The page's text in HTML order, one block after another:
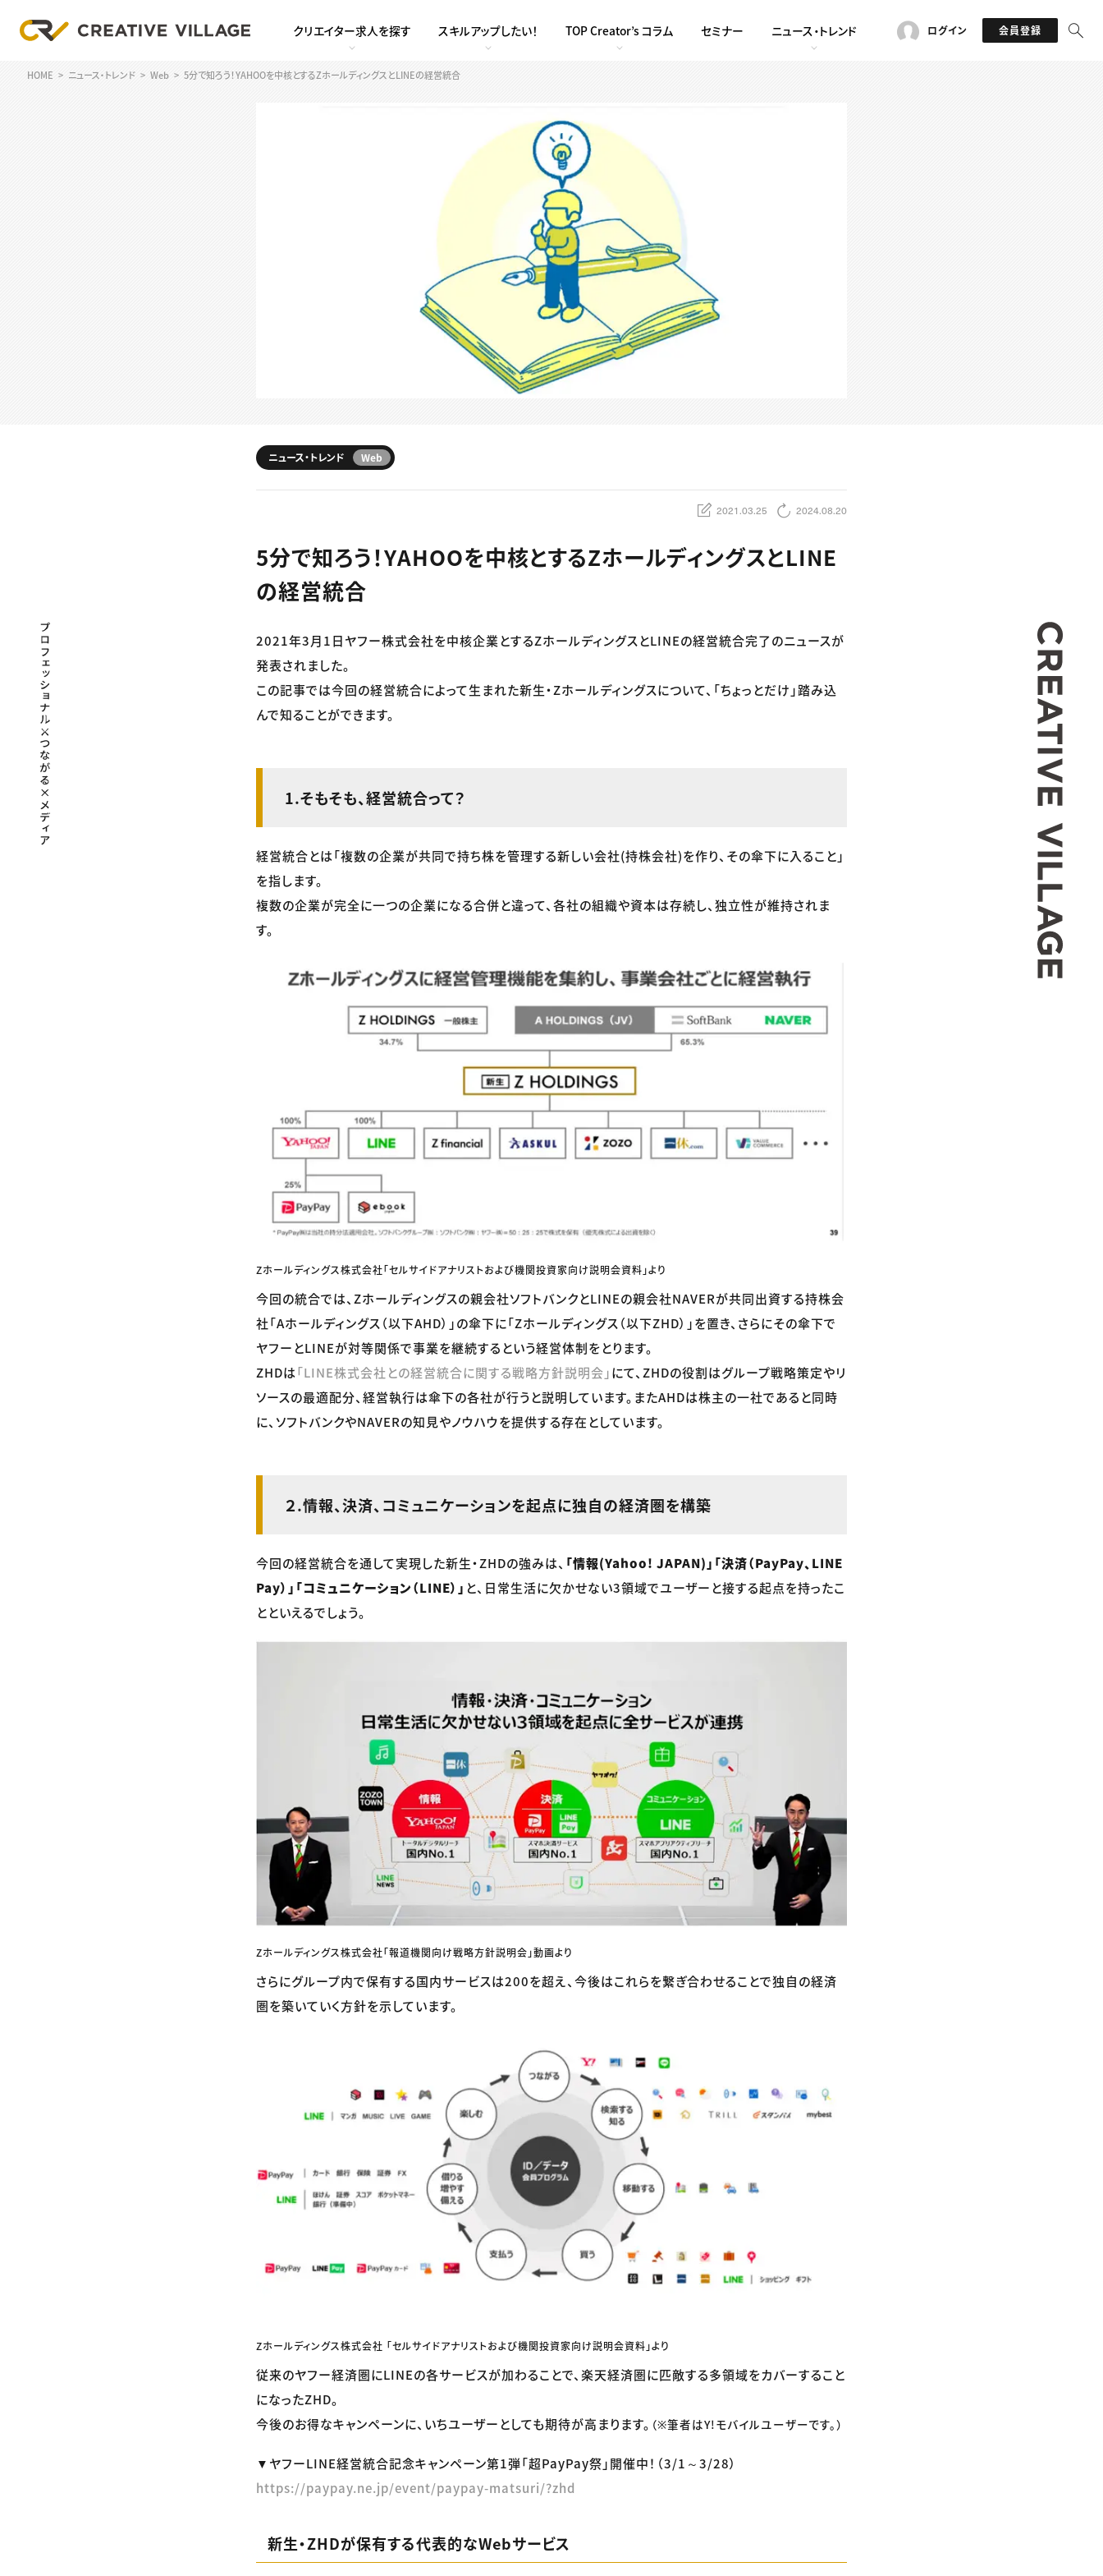
クリエイター求人を探す スキルアップしたい！ TOP Creator’s コラム セミナー ニュース・トレンド ログイン 会員登録
HOME ニュース・トレンド Web 5分で知ろう！YAHOOを中核とするZホールディングスとLINEの経営統合
ニュース・トレンド Web
2021.03.25 2024.08.20
5分で知ろう！YAHOOを中核とするZホールディングスとLINE
の経営統合
2021年3月1日ヤフー株式会社を中核企業とするZホールディングスとLINEの経営統合完了のニュースが
発表されました。
この記事では今回の経営統合によって生まれた新生・Zホールディングスについて、「ちょっとだけ」踏み込
んで知ることができます。
1.そもそも、経営統合って？
経営統合とは「複数の企業が共同で持ち株を管理する新しい会社(持株会社)を作り、その傘下に入ること」
を指します。
複数の企業が完全に一つの企業になる合併と違って、各社の組織や資本は存続し、独立性が維持されま
す。
Zホールディングス株式会社「セルサイドアナリストおよび機関投資家向け説明会資料」より
今回の統合では、Zホールディングスの親会社ソフトバンクとLINEの親会社NAVERが共同出資する持株会
社「Aホールディングス（以下AHD）」の傘下に「Zホールディングス（以下ZHD）」を置き、さらにその傘下で
ヤフーとLINEが対等関係で事業を継続するという経営体制をとります。
ZHDは「LINE株式会社との経営統合に関する戦略方針説明会」にて、ZHDの役割はグループ戦略策定やリ
ソースの最適配分、経営執行は傘下の各社が行うと説明しています。またAHDは株主の一社であると同時
に、ソフトバンクやNAVERの知見やノウハウを提供する存在としています。
２.情報、決済、コミュニケーションを起点に独自の経済圏を構築
今回の経営統合を通して実現した新生・ZHDの強みは、 「情報(Yahoo! JAPAN)」「決済（PayPay、LINE
Pay）」「コミュニケーション（LINE）」 と、日常生活に欠かせない3領域でユーザーと接する起点を持ったこ
とといえるでしょう。
Zホールディングス株式会社「報道機関向け戦略方針説明会」動画より
さらにグループ内で保有する国内サービスは200を超え、今後はこれらを繋ぎ合わせることで独自の経済
圏を築いていく方針を示しています。
Zホールディングス株式会社 「セルサイドアナリストおよび機関投資家向け説明会資料」より
従来のヤフー経済圏にLINEの各サービスが加わることで、楽天経済圏に匹敵する多領域をカバーすること
になったZHD。
今後のお得なキャンペーンに、いちユーザーとしても期待が高まります。 （※筆者はY!モバイルユーザーです。）
▼ヤフーLINE経営統合記念キャンペーン第1弾「超PayPay祭」開催中！（3/1～3/28）
https://paypay.ne.jp/event/paypay-matsuri/?zhd
新生・ZHDが保有する代表的なWebサービス